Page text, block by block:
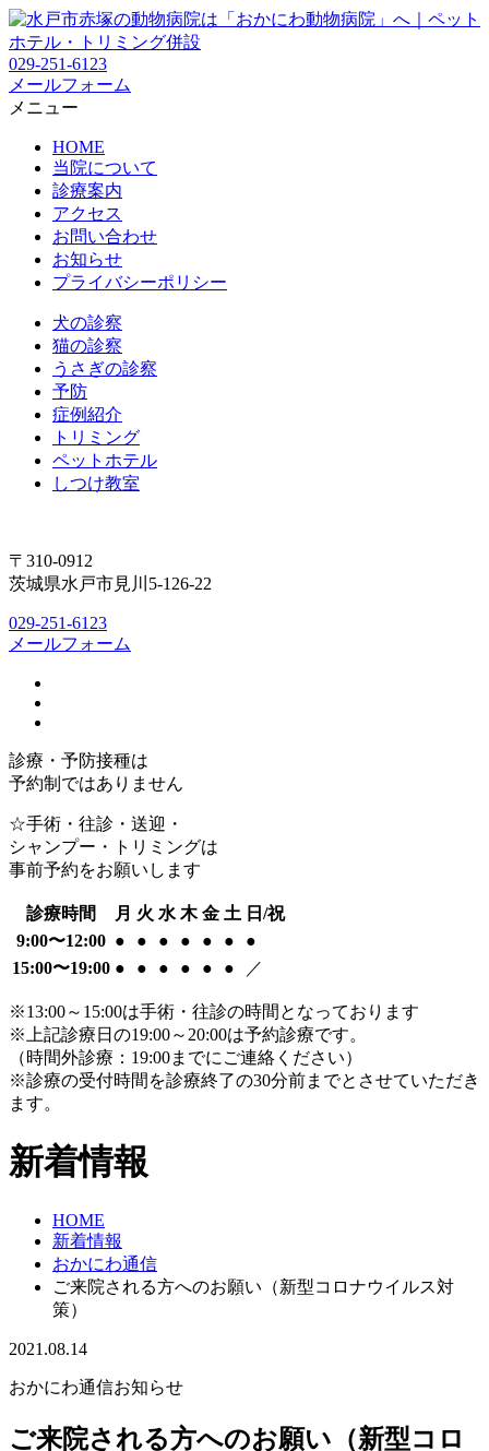
029-251-6123
メールフォーム
メニュー
HOME
当院について
診療案内
アクセス
お問い合わせ
お知らせ
プライバシーポリシー
犬の診察
猫の診察
うさぎの診察
予防
症例紹介
トリミング
ペットホテル
しつけ教室
〒310-0912
茨城県水戸市見川5-126-22
029-251-6123
メールフォーム
診療・予防接種は
予約制ではありません
☆手術・往診・送迎・
シャンプー・トリミングは
事前予約をお願いします
診療時間 月 火 水 木 金 土 日/祝
9:00〜12:00 ● ● ● ● ● ●
●
15:00〜19:00 ● ● ● ● ● ● ／
※13:00～15:00は手術・往診の時間となっております
※上記診療日の19:00～20:00は予約診療です。
（時間外診療：19:00までにご連絡ください）
※診療の受付時間を診療終了の30分前までとさせていただき
ます。
新着情報
HOME
新着情報
おかにわ通信
ご来院される方へのお願い（新型コロナウイルス対
策）
2021.08.14
おかにわ通信お知らせ
ご来院される方へのお願い（新型コロ